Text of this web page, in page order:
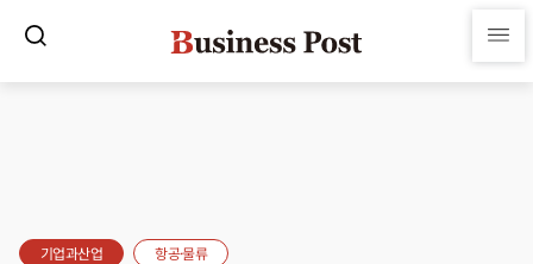
기업과산업 항공·물류